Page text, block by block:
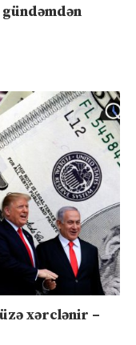
xərclənir –